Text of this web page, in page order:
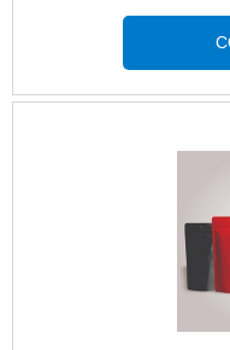
melhor
e
preço
cliente
proteção